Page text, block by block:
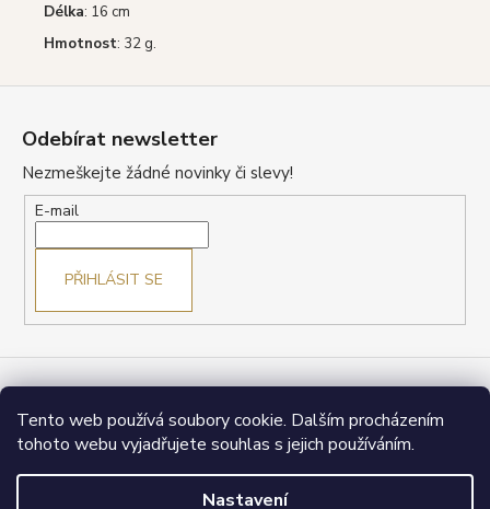
Tento web používá soubory cookie. Dalším procházením
tohoto webu vyjadřujete souhlas s jejich používáním.
Nastavení
Délka: 16 cm
Hmotnost: 32 g.
Odebírat newsletter
Nezmeškejte žádné novinky či slevy!
E-mail
PŘIHLÁSIT SE
Ochrana osobních údajů (GDPR)
Doprava a platba
Jak nakupovat
Kontakty